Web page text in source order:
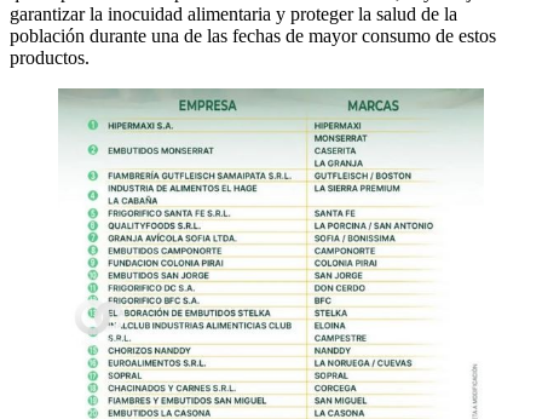
garantizar la inocuidad alimentaria y proteger la salud de la
población durante una de las fechas de mayor consumo de estos
productos.